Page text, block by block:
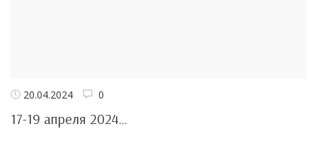
20.04.2024 0
17-19 апреля 2024...